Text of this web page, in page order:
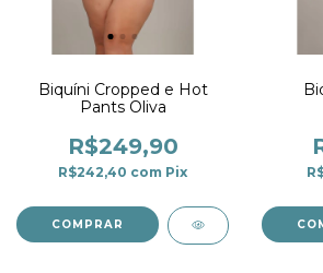
Biquíni Cropped e Hot
Pants Oliva
R$249,90
R$242,40 com Pix
COMPRAR